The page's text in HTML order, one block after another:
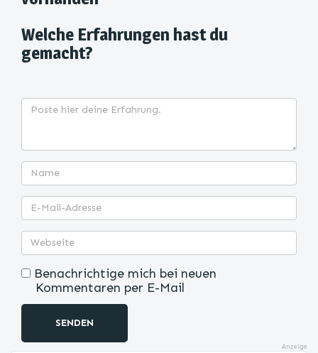
Welche Erfahrungen hast du
gemacht?
Benachrichtige mich bei neuen
Kommentaren per E-Mail
SENDEN
Anzeige